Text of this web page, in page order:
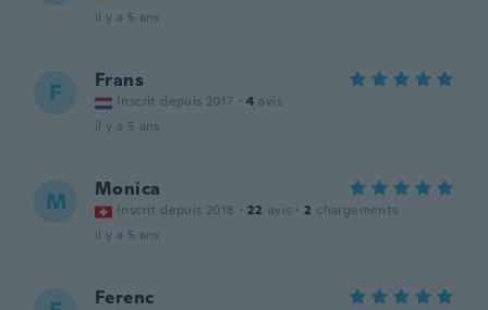
il y a 5 ans
F Frans
Inscrit depuis 2017 · 4 avis
il y a 5 ans
M Monica
Inscrit depuis 2018 · 22 avis · 2 chargements
il y a 5 ans
Ferenc